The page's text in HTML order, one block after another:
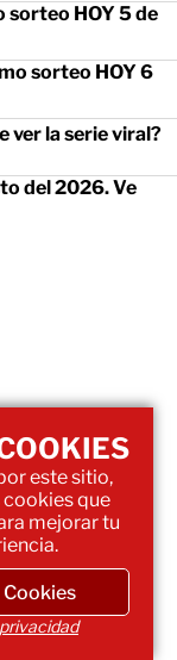
sorteo HOY 5 de
sorteo HOY 6
ver la serie viral?
del 2026. Ve
este sitio,
que
mejorar tu